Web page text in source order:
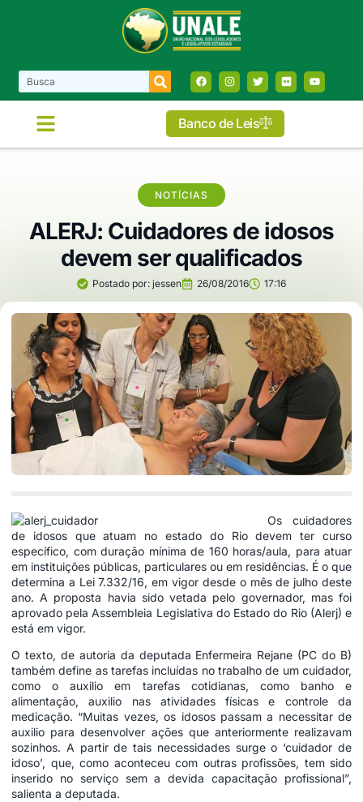
Banco de Leis
NOTÍCIAS
ALERJ: Cuidadores de idosos
devem ser qualificados
Postado por: jessen 26/08/2016 17:16
Os cuidadores
de idosos que atuam no estado do Rio devem ter curso
específico, com duração mínima de 160 horas/aula, para atuar
em instituições públicas, particulares ou em residências. É o que
determina a Lei 7.332/16, em vigor desde o mês de julho deste
ano. A proposta havia sido vetada pelo governador, mas foi
aprovado pela Assembleia Legislativa do Estado do Rio (Alerj) e
está em vigor.
O texto, de autoria da deputada Enfermeira Rejane (PC do B)
também define as tarefas incluídas no trabalho de um cuidador,
como o auxilio em tarefas cotidianas, como banho e
alimentação, auxilio nas atividades físicas e controle da
medicação. “Muitas vezes, os idosos passam a necessitar de
auxilio para desenvolver ações que anteriormente realizavam
sozinhos. A partir de tais necessidades surge o ‘cuidador de
idoso’, que, como aconteceu com outras profissões, tem sido
inserido no serviço sem a devida capacitação profissional”,
salienta a deputada.